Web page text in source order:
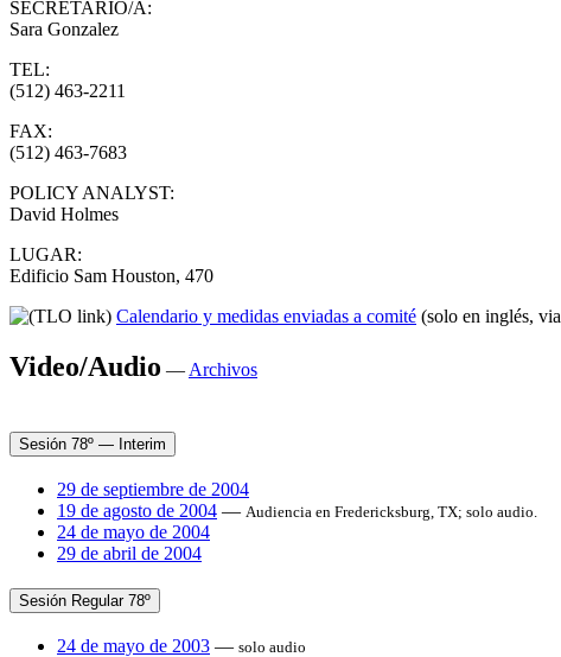
SECRETARIO/A:
Sara Gonzalez
TEL:
(512) 463-2211
FAX:
(512) 463-7683
POLICY ANALYST:
David Holmes
LUGAR:
Edificio Sam Houston, 470
Calendario y medidas enviadas a comité (solo en inglés, via
Video/Audio — Archivos
Sesión 78º — Interim
29 de septiembre de 2004
19 de agosto de 2004 — Audiencia en Fredericksburg, TX; solo audio.
24 de mayo de 2004
29 de abril de 2004
Sesión Regular 78º
24 de mayo de 2003 — solo audio